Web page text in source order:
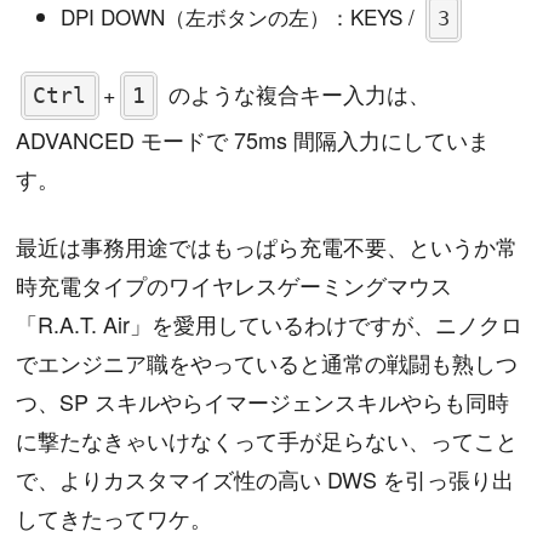
DPI DOWN（左ボタンの左）：KEYS / 3
Ctrl + 1
のような複合キー入力は、
ADVANCED モードで 75ms 間隔入力にしていま
す。
最近は事務用途ではもっぱら充電不要、というか常
時充電タイプのワイヤレスゲーミングマウス
「R.A.T. Air」を愛用しているわけですが、ニノクロ
でエンジニア職をやっていると通常の戦闘も熟しつ
つ、SP スキルやらイマージェンスキルやらも同時
に撃たなきゃいけなくって手が足らない、ってこと
で、よりカスタマイズ性の高い DWS を引っ張り出
してきたってワケ。